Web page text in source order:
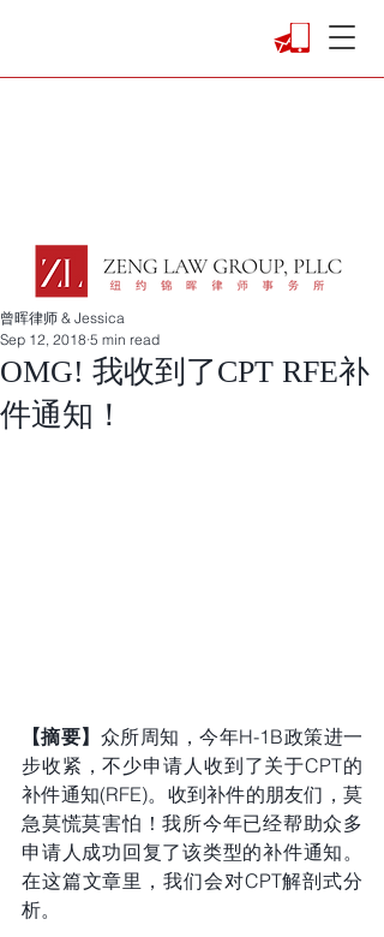
OMG! 我收到了CPT RFE补
件通知！
曾晖律师 & Jessica
Sep 12, 2018 5 min read
【摘要】 众所周知，今年H-1B政策进一
步收紧，不少申请人收到了关于CPT的
补件通知(RFE)。收到补件的朋友们，莫
急莫慌莫害怕！我所今年已经帮助众多
申请人成功回复了该类型的补件通知。
在这篇文章里，我们会对CPT解剖式分
析。